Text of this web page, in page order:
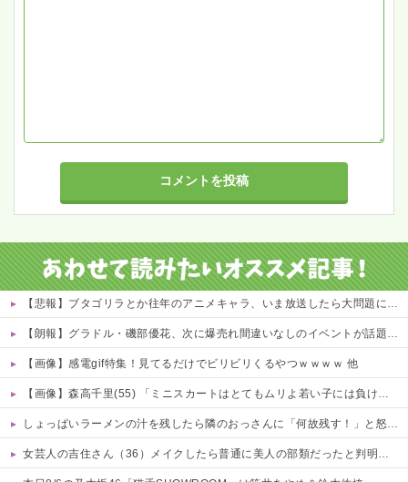
【悲報】ブタゴリラとか往年のアニメキャラ、いま放送したら大問題になる模様www 他
【朗報】グラドル・磯部優花、次に爆売れ間違いなしのイベントが話題にｗｗｗｗ 他
【画像】感電gif特集！見てるだけでビリビリくるやつｗｗｗｗ 他
【画像】森高千里(55) 「ミニスカートはとてもムリよ若い子には負けるわ」←ワイらにはブッ刺さりまくってしまうw w w w w w
しょっぱいラーメンの汁を残したら隣のおっさんに「何故残す！」と怒鳴られた……友人にも「スープが本体だろあり得ない」と説教されたんだが、塩分過剰だし味の好みは自由だろ！
女芸人の吉住さん（36）メイクしたら普通に美人の部類だったと判明ｗｗｗｗｗｗｗｗｗ